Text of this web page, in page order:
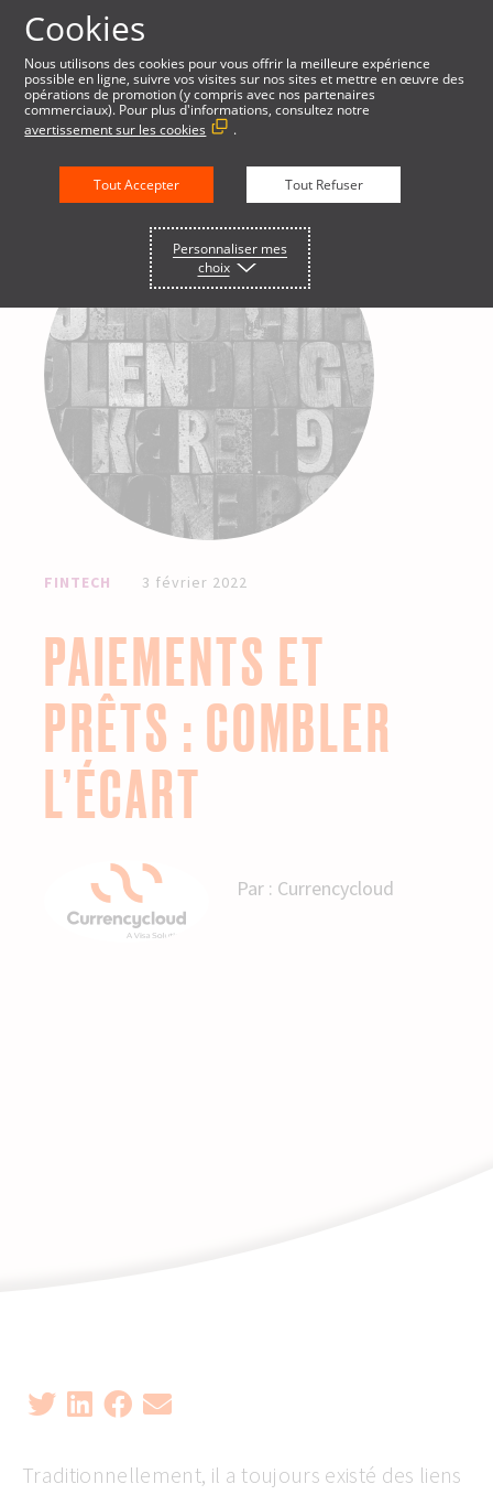
FINTECH 3 février 2022
PAIEMENTS ET
PRÊTS : COMBLER
L’ÉCART
Par : Currencycloud
Traditionnellement, il a toujours existé des liens
Cookies
Nous utilisons des cookies pour vous offrir la meilleure expérience
possible en ligne, suivre vos visites sur nos sites et mettre en œuvre des
opérations de promotion (y compris avec nos partenaires
commerciaux). Pour plus d'informations, consultez notre
avertissement sur les cookies
.
Tout Accepter Tout Refuser
Personnaliser mes
choix